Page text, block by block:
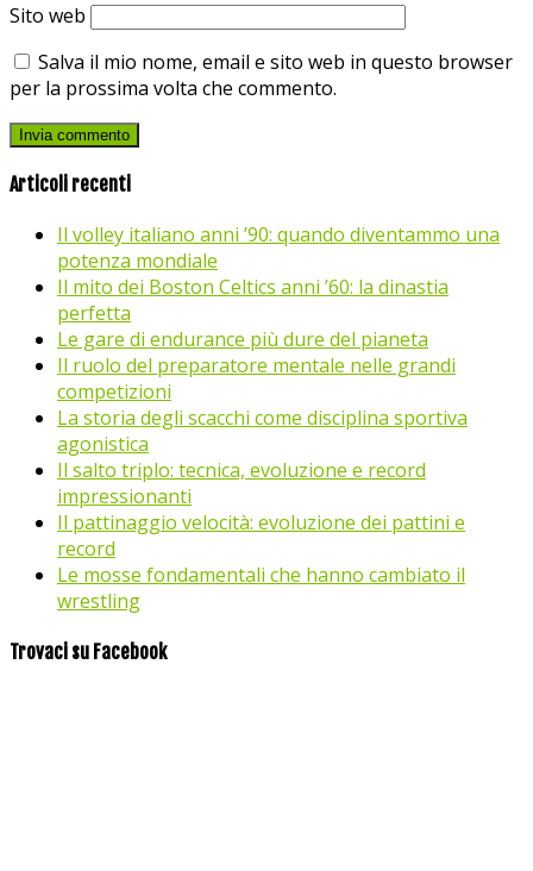
Sito web
Salva il mio nome, email e sito web in questo browser
per la prossima volta che commento.
Articoli recenti
Il volley italiano anni ’90: quando diventammo una
potenza mondiale
Il mito dei Boston Celtics anni ’60: la dinastia
perfetta
Le gare di endurance più dure del pianeta
Il ruolo del preparatore mentale nelle grandi
competizioni
La storia degli scacchi come disciplina sportiva
agonistica
Il salto triplo: tecnica, evoluzione e record
impressionanti
Il pattinaggio velocità: evoluzione dei pattini e
record
Le mosse fondamentali che hanno cambiato il
wrestling
Trovaci su Facebook